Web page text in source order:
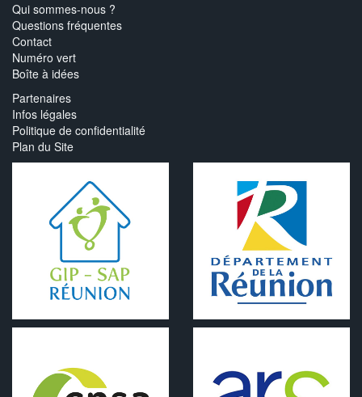
Qui sommes-nous ?
Questions fréquentes
Contact
Numéro vert
Boîte à idées
Partenaires
Infos légales
Politique de confidentialité
Plan du Site